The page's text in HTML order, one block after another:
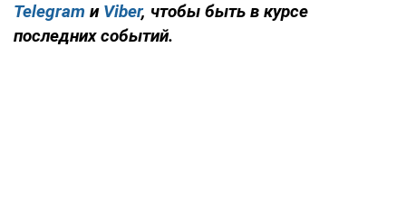
Telegram и Viber, чтобы быть в курсе
последних событий.